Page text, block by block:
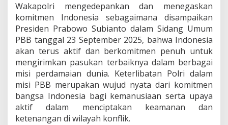
o
n
t
i
n
g
e
n
G
a
r
u
d
Wakapolri mengedepankan dan menegaskan
komitmen Indonesia sebagaimana disampaikan
Presiden Prabowo Subianto dalam Sidang Umum
PBB tanggal 23 September 2025, bahwa Indonesia
akan terus aktif dan berkomitmen penuh untuk
mengirimkan pasukan terbaiknya dalam berbagai
misi perdamaian dunia. Keterlibatan Polri dalam
misi PBB merupakan wujud nyata dari komitmen
bangsa Indonesia bagi kemanusiaan serta upaya
aktif dalam menciptakan keamanan dan
ketenangan di wilayah konflik.